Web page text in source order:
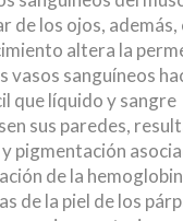
de los ojos, además,
altera la
vasos sanguíneos
que líquido y sangre
sus paredes,
pigmentación
de la
de la piel de los